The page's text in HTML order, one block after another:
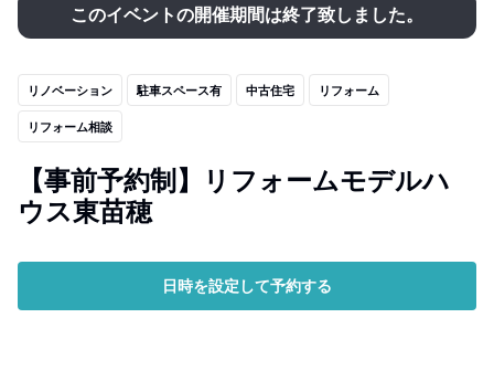
このイベントの開催期間は終了致しました。
リノベーション 駐車スペース有 中古住宅 リフォーム
リフォーム相談
【事前予約制】リフォームモデルハ
ウス東苗穂
日時を設定して予約する